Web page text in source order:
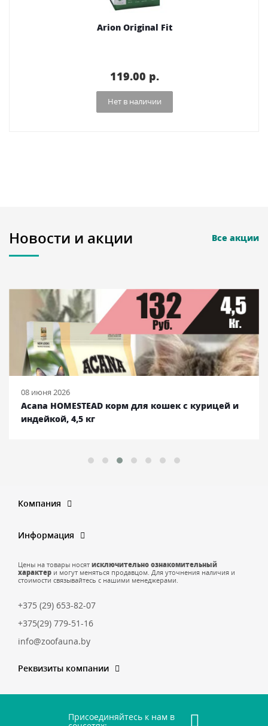
Arion Original Fit
119.00 p.
Нет в наличии
Новости и акции Все акции
08 июня 2026
Acana HOMESTEAD корм для кошек с курицей и
индейкой, 4,5 кг
Компания
Информация
Цены на товары носят исключительно ознакомительный
характер и могут меняться продавцом. Для уточнения наличия и
стоимости связывайтесь с нашими менеджерами.
+375 (29) 653-82-07
+375(29) 779-51-16
info@zoofauna.by
Реквизиты компании
Присоединяйтесь к нам в